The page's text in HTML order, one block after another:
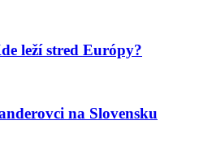
leží stred Európy?
na Slovensku